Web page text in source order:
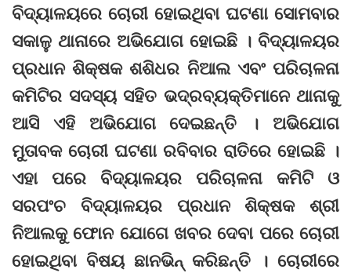
ବିଦ୍ୟାଳୟରେ ଚୋରୀ ହୋଇଥିବା ଘଟଣା ସୋମବାର
ସକାଳୁ ଥାନାରେ ଅଭିଯୋଗ ହୋଇଛି । ବିଦ୍ୟାଳୟର
ପ୍ରଧାନ ଶିକ୍ଷକ ଶଶିଧର ନିଆଲ ଏବଂ ପରିଚାଳନା
କମିଟିର ସଦସ୍ୟ ସହିତ ଭଦ୍ରବ୍ୟକ୍ତିମାନେ ଥାନାକୁ
ଆସି ଏହି ଅଭିଯୋଗ ଦେଇଛନ୍ତି । ଅଭିଯୋଗ
ମୁତାବକ ଚୋରୀ ଘଟଣା ରବିବାର ରାତିରେ ହୋଇଛି ।
ଏହା ପରେ ବିଦ୍ୟାଳୟର ପରିଚାଳନା କମିଟି ଓ
ସରପଂଚ ବିଦ୍ୟାଳୟର ପ୍ରଧାନ ଶିକ୍ଷକ ଶ୍ରୀ
ନିଆଲକୁ ଫୋନ ଯୋଗେ ଖବର ଦେବା ପରେ ଚୋରୀ
ହୋଇଥିବା ବିଷୟ ଛାନଭିନ୍ କରିଛନ୍ତି । ଚୋରୀରେ